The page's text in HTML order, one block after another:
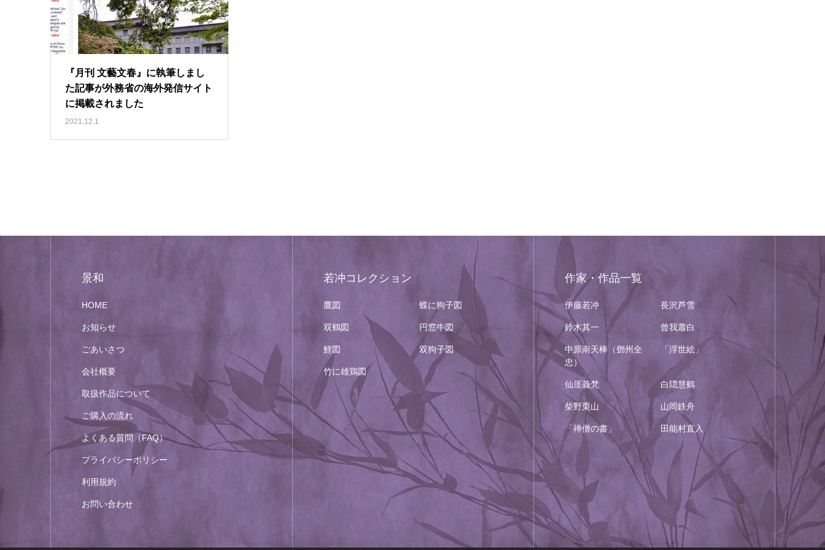
『月刊 文藝文春』に執筆しまし
た記事が外務省の海外発信サイト
に掲載されました
2021.12.1
景和
HOME
お知らせ
ごあいさつ
会社概要
取扱作品について
ご購入の流れ
よくある質問（FAQ）
プライバシーポリシー
利用規約
お問い合わせ
若冲コレクション
鷹図 蝶に狗子図
双鶴図 円窓牛図
鯉図 双狗子図
竹に雄鶏図
作家・作品一覧
伊藤若冲 長沢芦雪
鈴木其一 曾我蕭白
中原南天棒（鄧州全
忠）
「浮世絵」
仙厓義梵 白隠慧鶴
柴野栗山 山岡鉄舟
「禅僧の書」 田能村直入